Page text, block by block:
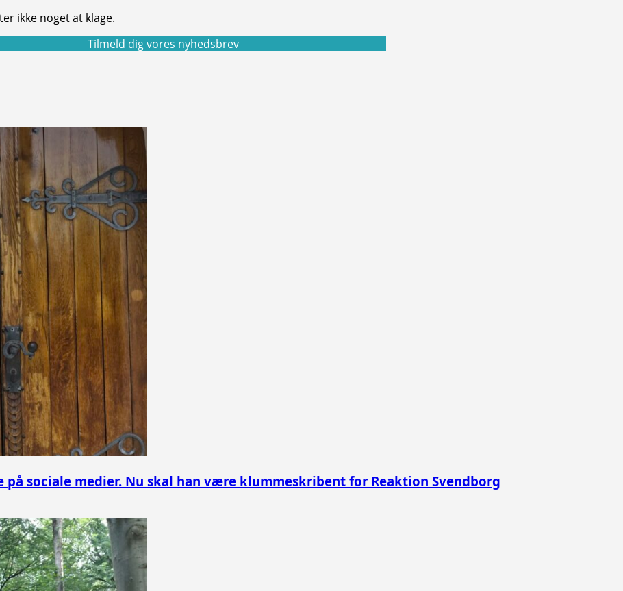
ikke noget at klage.
Tilmeld dig vores nyhedsbrev
sociale medier. Nu skal han være klummeskribent for Reaktion Svendborg